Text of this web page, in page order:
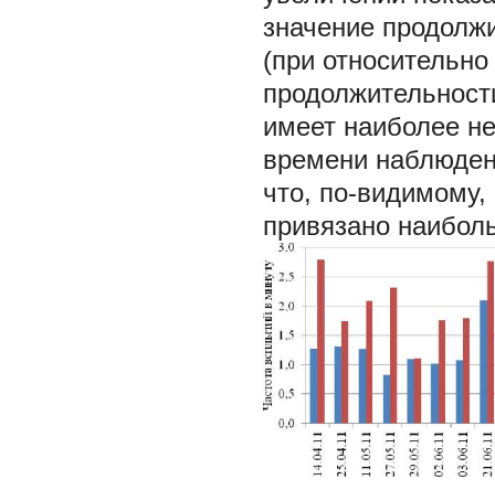
значение
(при
имеет наиболее
времени
что, по-видимому,
привязано